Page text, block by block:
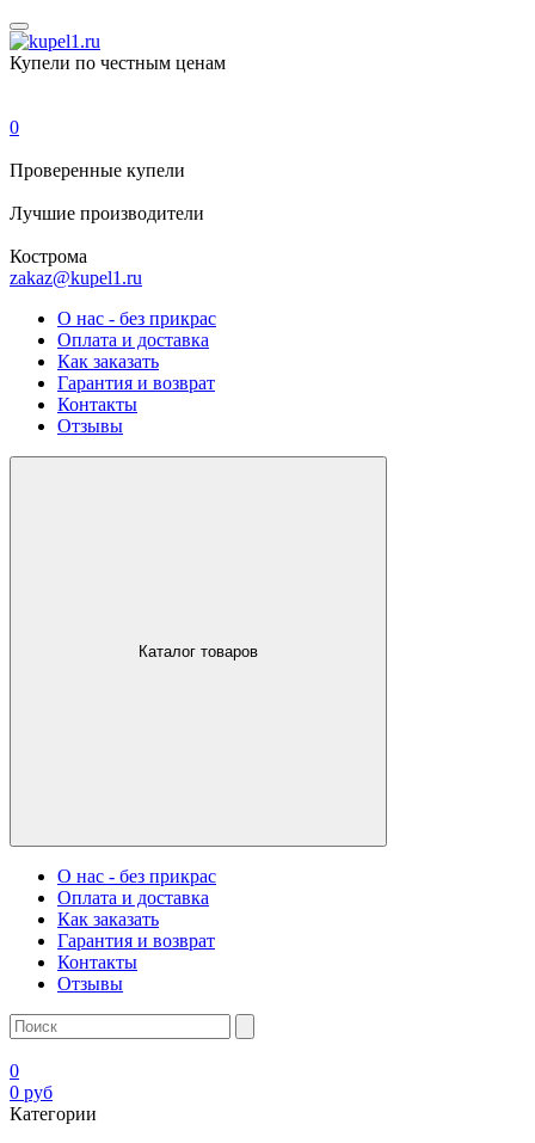
Купели по честным ценам
0
Проверенные купели
Лучшие производители
Кострома
zakaz@kupel1.ru
О нас - без прикрас
Оплата и доставка
Как заказать
Гарантия и возврат
Контакты
Отзывы
Каталог товаров
О нас - без прикрас
Оплата и доставка
Как заказать
Гарантия и возврат
Контакты
Отзывы
0
0 руб
Категории